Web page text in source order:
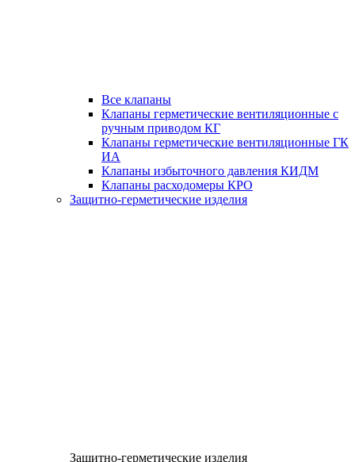
Все клапаны
Клапаны герметические вентиляционные с
ручным приводом КГ
Клапаны герметические вентиляционные ГК
ИА
Клапаны избыточного давления КИДМ
Клапаны расходомеры КРО
Защитно-герметические изделия
Защитно-герметические изделия